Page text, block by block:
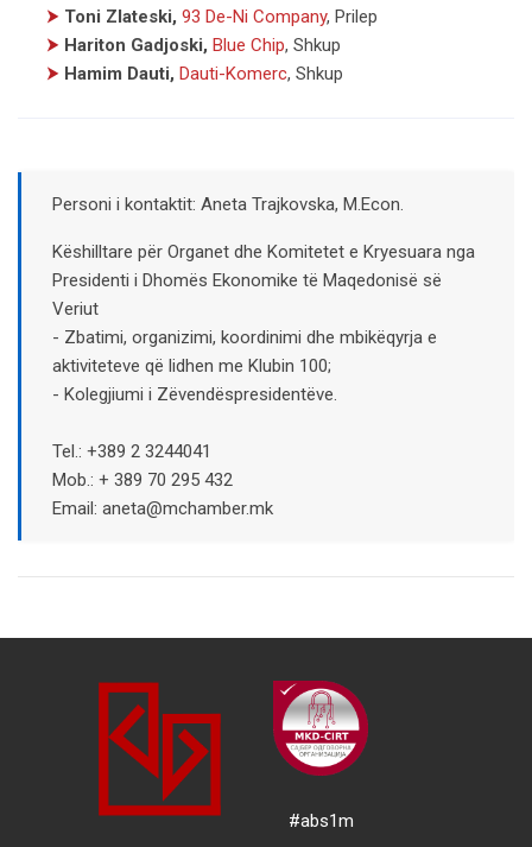
⮞ Toni Zlateski, 93 De-Ni Company, Prilep
⮞ Hariton Gadjoski, Blue Chip, Shkup
⮞ Hamim Dauti, Dauti-Komerc, Shkup
Personi i kontaktit: Aneta Trajkovska, M.Econ.
Këshilltare për Organet dhe Komitetet e Kryesuara nga
Presidenti i Dhomës Ekonomike të Maqedonisë së
Veriut
- Zbatimi, organizimi, koordinimi dhe mbikëqyrja e
aktiviteteve që lidhen me Klubin 100;
- Kolegjiumi i Zëvendëspresidentëve.
Tel.: +389 2 3244041
Mob.: + 389 70 295 432
Email: aneta@mchamber.mk
#abs1m